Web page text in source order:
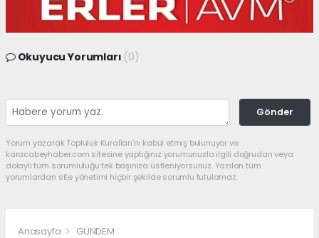
Okuyucu Yorumları (0)
Gönder
Yorum yazarak Topluluk Kuralları’nı kabul etmiş bulunuyor ve
karacabeyhaber.com sitesine yaptığınız yorumunuzla ilgili doğrudan veya
dolaylı tüm sorumluluğu tek başınıza üstleniyorsunuz. Yazılan tüm
yorumlardan site yönetimi hiçbir şekilde sorumlu tutulamaz.
Anasayfa GÜNDEM